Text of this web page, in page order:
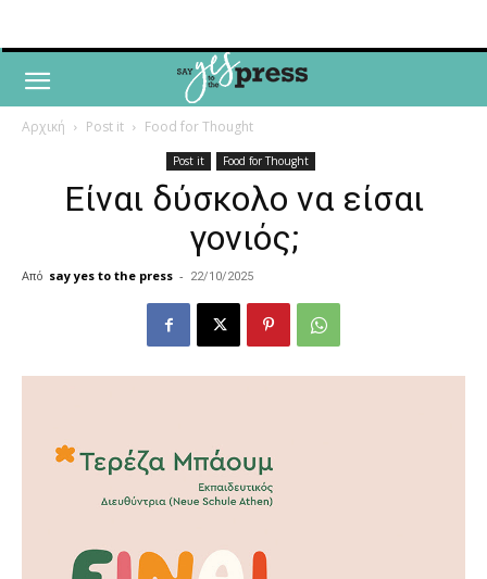
Αρχική Post it Food for Thought
Post it Food for Thought
Είναι δύσκολο να είσαι
γονιός;
Από say yes to the press - 22/10/2025